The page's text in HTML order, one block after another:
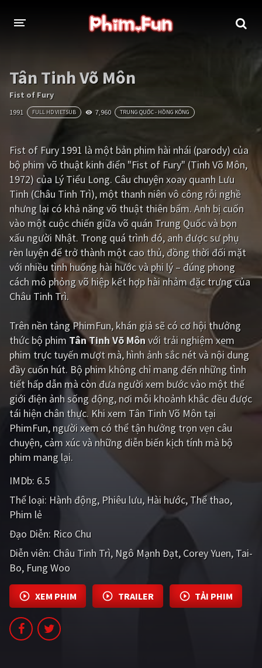
THỂ LOẠI
Thần thoại - Cổ trang
Tâm lý Chiến tranh
Võ thuật - Kiếm hiệp
Kinh dị Tội phạm - Hình sự
Phiêu lưu Hài hước
Viễn tưởng Khoa học - Tài liệu
Hoạt hình Thể thao
Tình cảm - Lãng mạn Kỳ ảo
Giật gân Gia đình
Viễn Tây Tiểu sử
GameShow DramaTV
QUỐC GIA
Âu - Mỹ Trung Quốc - Hồng Kông
Hàn Quốc Nhật Bản
Ấn Độ
Tổng hợp
CẬP NHẬT
PHIM MỚI
PHIM BỘ
PHIM CHIẾU RẠP
TUYỂN TẬP PHIM
Tân Tinh Võ Môn
Fist of Fury
1991 FULL HD VIETSUB 7,960 TRUNG QUỐC - HỒNG KÔNG
Fist of Fury 1991 là một bản phim hài nhái (parody) của
bộ phim võ thuật kinh điển "Fist of Fury" (Tinh Võ Môn,
1972) của Lý Tiểu Long. Câu chuyện xoay quanh Lưu
Tinh (Châu Tinh Trì), một thanh niên vô công rỗi nghề
nhưng lại có khả năng võ thuật thiên bẩm. Anh bị cuốn
vào một cuộc chiến giữa võ quán Trung Quốc và bọn
xấu người Nhật. Trong quá trình đó, anh được sư phụ
rèn luyện để trở thành một cao thủ, đồng thời đối mặt
với nhiều tình huống hài hước và phi lý – đúng phong
cách mô phỏng võ hiệp kết hợp hài nhảm đặc trưng của
Châu Tinh Trì.
Trên nền tảngPhimFun, khán giả sẽ có cơ hội thưởng
thức bộ phim Tân Tinh Võ Mônvới trải nghiệm xem
phim trực tuyến mượt mà, hình ảnh sắc nét và nội dung
đầy cuốn hút. Bộ phim không chỉ mang đến những tình
tiết hấp dẫn mà còn đưa người xem bước vào một thế
giới điện ảnh sống động, nơi mỗi khoảnh khắc đều được
tái hiện chân thực. Khi xem Tân Tinh Võ Môn tại
PhimFun, người xem có thể tận hưởng trọn vẹn câu
chuyện, cảm xúc và những diễn biến kịch tính mà bộ
phim mang lại.
IMDb: 6.5
Thể loại: Hành động Phiêu lưu Hài hước Thể thao
Phim lẻ
Đạo Diễn: Rico Chu
Diễn viên: Châu Tinh Trì Ngô Mạnh Đạt Corey Yuen Tai-
Bo Fung Woo
XEM PHIM TRAILER TẢI PHIM